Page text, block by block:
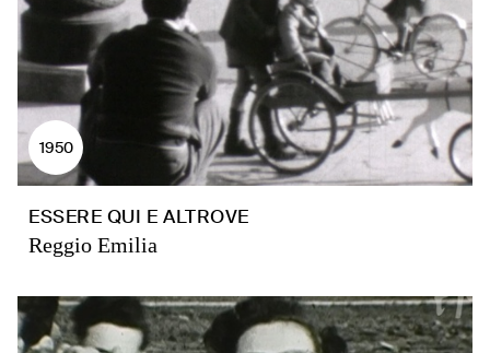
1950
ESSERE QUI E ALTROVE
Reggio Emilia